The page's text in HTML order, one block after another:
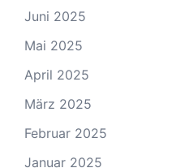
Juni 2025
Mai 2025
April 2025
März 2025
Februar 2025
Januar 2025